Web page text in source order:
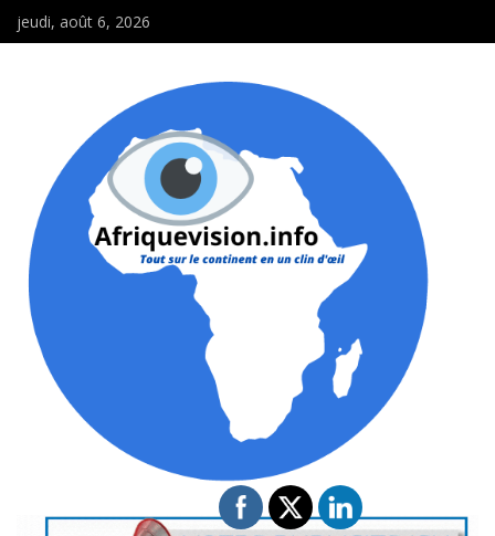
jeudi, août 6, 2026